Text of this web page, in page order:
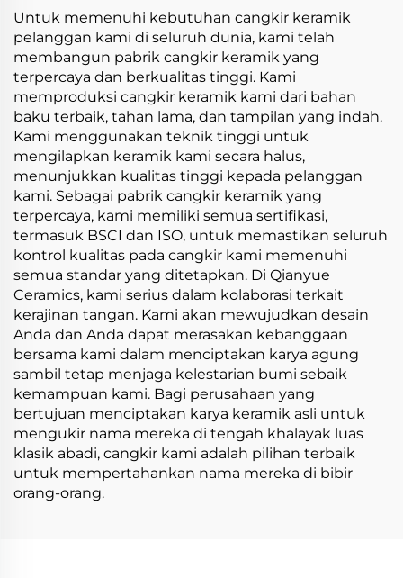
Luar Negeri
Untuk memenuhi kebutuhan cangkir keramik
pelanggan kami di seluruh dunia, kami telah
membangun pabrik cangkir keramik yang
terpercaya dan berkualitas tinggi. Kami
memproduksi cangkir keramik kami dari bahan
baku terbaik, tahan lama, dan tampilan yang indah.
Kami menggunakan teknik tinggi untuk
mengilapkan keramik kami secara halus,
menunjukkan kualitas tinggi kepada pelanggan
kami. Sebagai pabrik cangkir keramik yang
terpercaya, kami memiliki semua sertifikasi,
termasuk BSCI dan ISO, untuk memastikan seluruh
kontrol kualitas pada cangkir kami memenuhi
semua standar yang ditetapkan. Di Qianyue
Ceramics, kami serius dalam kolaborasi terkait
kerajinan tangan. Kami akan mewujudkan desain
Anda dan Anda dapat merasakan kebanggaan
bersama kami dalam menciptakan karya agung
sambil tetap menjaga kelestarian bumi sebaik
kemampuan kami. Bagi perusahaan yang
bertujuan menciptakan karya keramik asli untuk
mengukir nama mereka di tengah khalayak luas
klasik abadi, cangkir kami adalah pilihan terbaik
untuk mempertahankan nama mereka di bibir
orang-orang.